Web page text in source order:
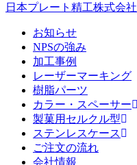
日本プレート精工株式会社
お知らせ
NPSの強み
加工事例
レーザーマーキング
樹脂パーツ
カラー・スペーサー
製菓用セルクル型
ステンレスケース
ご注文の流れ
会社情報